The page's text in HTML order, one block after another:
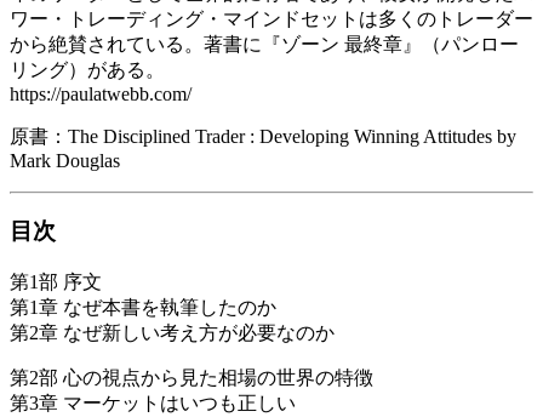
ワー・トレーディング・マインドセットは多くのトレーダー
から絶賛されている。著書に『ゾーン 最終章』（パンロー
リング）がある。
https://paulatwebb.com/
原書：The Disciplined Trader : Developing Winning Attitudes by
Mark Douglas
目次
第1部 序文
第1章 なぜ本書を執筆したのか
第2章 なぜ新しい考え方が必要なのか
第2部 心の視点から見た相場の世界の特徴
第3章 マーケットはいつも正しい